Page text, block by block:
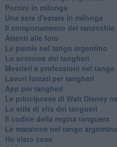
Porcini in milonga
Una sera d'estate in milonga
Il comportamento del
Attenti alle foto
Le parole nel tango argentino
Lo scotoma dei tangheri
Mestieri e professioni nel tango
Lavori forzati per tangheri
App per tangheri
Le principesse di Walt Disney
Lo stile di vita dei tangueri
Il codice della regina tanguera
Le maratone nel tango argentino
Ho visto cose